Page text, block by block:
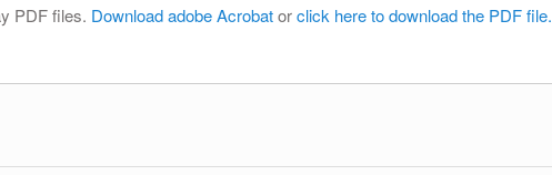
PDF files. Download adobe Acrobatorclick here to download the PDF file.